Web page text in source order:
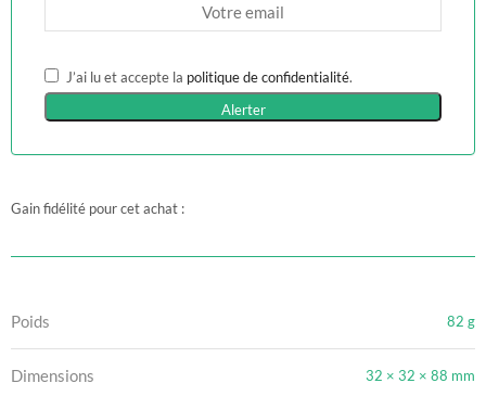
J’ai lu et accepte la politique de confidentialité.
Alerter
Gain fidélité pour cet achat :
Poids 82 g
Dimensions 32 × 32 × 88 mm